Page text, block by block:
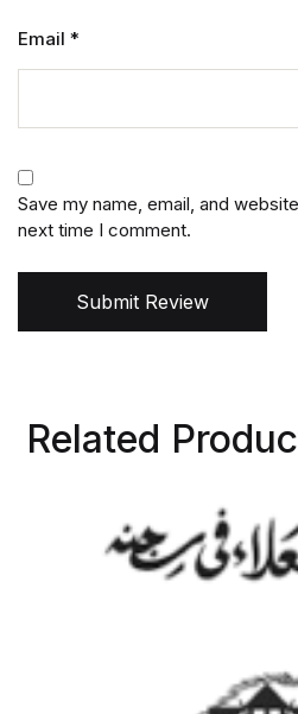
Email *
Save my name, email, and
next time I comment.
Submit Review
Related